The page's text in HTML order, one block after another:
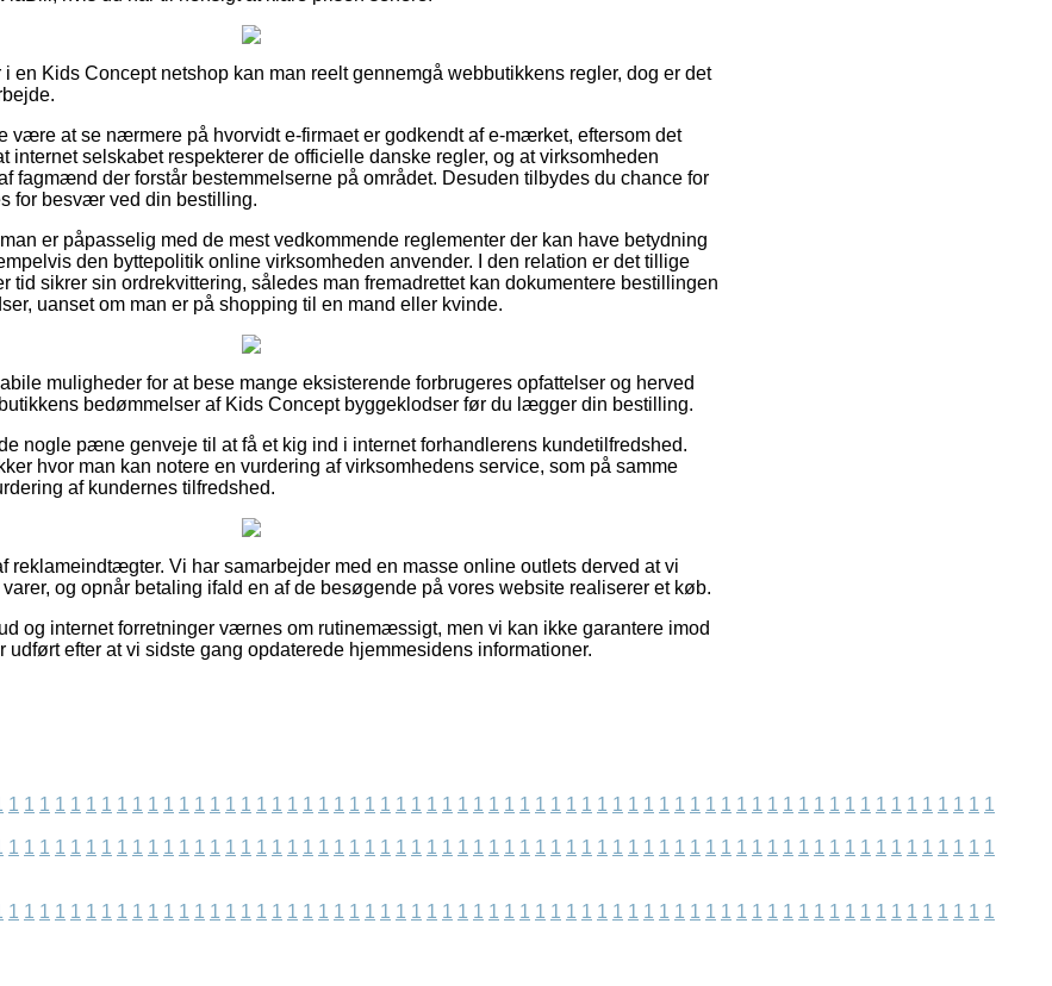
en Kids Concept netshop kan man reelt gennemgå webbutikkens regler, dog er det
være at se nærmere på hvorvidt e-firmaet er godkendt af e-mærket, eftersom det
internet selskabet respekterer de officielle danske regler, og at virksomheden
fagmænd der forstår bestemmelserne på området. Desuden tilbydes du chance for
for besvær ved din bestilling.
er påpasselig med de mest vedkommende reglementer der kan have betydning
den byttepolitik online virksomheden anvender. I den relation er det tillige
tid sikrer sin ordrekvittering, således man fremadrettet kan dokumentere bestillingen
uanset om man er på shopping til en mand eller kvinde.
muligheder for at bese mange eksisterende forbrugeres opfattelser og herved
bedømmelser af Kids Concept byggeklodser før du lægger din bestilling.
nogle pæne genveje til at få et kig ind i internet forhandlerens kundetilfredshed.
hvor man kan notere en vurdering af virksomhedens service, som på samme
af kundernes tilfredshed.
reklameindtægter. Vi har samarbejder med en masse online outlets derved at vi
og opnår betaling ifald en af de besøgende på vores website realiserer et køb.
og internet forretninger værnes om rutinemæssigt, men vi kan ikke garantere imod
udført efter at vi sidste gang opdaterede hjemmesidens informationer.
1 1 1 1 1 1 1 1 1 1 1 1 1 1 1 1 1 1 1 1 1 1 1 1 1 1 1 1 1 1 1 1 1 1 1 1 1 1 1 1 1 1 1 1 1 1 1 1 1 1 1 1 1 1 1 1 1 1 1 1 1 1 1 1
1 1 1 1 1 1 1 1 1 1 1 1 1 1 1 1 1 1 1 1 1 1 1 1 1 1 1 1 1 1 1 1 1 1 1 1 1 1 1 1 1 1 1 1 1 1 1 1 1 1 1 1 1 1 1 1 1 1 1 1 1 1 1 1
1 1 1 1 1 1 1 1 1 1 1 1 1 1 1 1 1 1 1 1 1 1 1 1 1 1 1 1 1 1 1 1 1 1 1 1 1 1 1 1 1 1 1 1 1 1 1 1 1 1 1 1 1 1 1 1 1 1 1 1 1 1 1 1